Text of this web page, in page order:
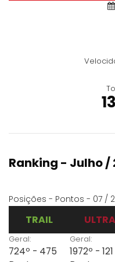
Ranking - Julho /
Posições - Pontos - 07 /
TRAIL
Geral:
724º - 475
ULTRA
Geral:
1972º - 121